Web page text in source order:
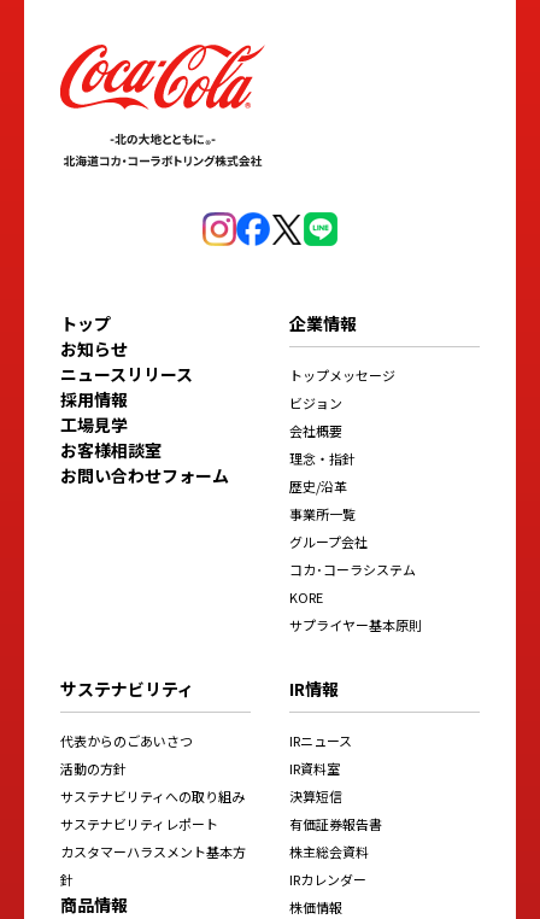
トップ
お知らせ
ニュースリリース
採用情報
工場見学
お客様相談室
お問い合わせフォーム
企業情報
トップメッセージ
ビジョン
会社概要
理念・指針
歴史/沿革
事業所一覧
グループ会社
コカ･コーラシステム
KORE
サプライヤー基本原則
サステナビリティ
代表からのごあいさつ
活動の方針
サステナビリティへの取り組み
サステナビリティレポート
カスタマーハラスメント基本方
針
商品情報
IR情報
IRニュース
IR資料室
決算短信
有価証券報告書
株主総会資料
IRカレンダー
株価情報